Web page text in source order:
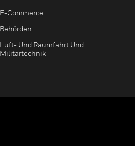
E-Commerce
Behörden
Luft- Und Raumfahrt Und
Militärtechnik